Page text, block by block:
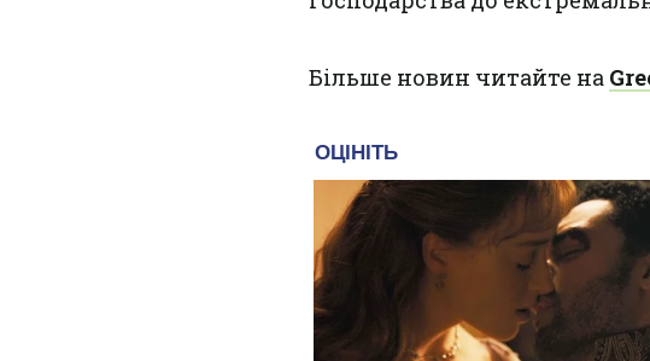
Більше новин читайте на